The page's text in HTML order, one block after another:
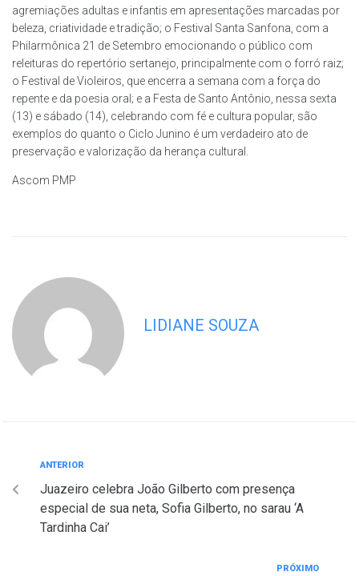
agremiações adultas e infantis em apresentações marcadas por
beleza, criatividade e tradição; o Festival Santa Sanfona, com a
Philarmônica 21 de Setembro emocionando o público com
releituras do repertório sertanejo, principalmente com o forró raiz;
o Festival de Violeiros, que encerra a semana com a força do
repente e da poesia oral; e a Festa de Santo Antônio, nessa sexta
(13) e sábado (14), celebrando com fé e cultura popular, são
exemplos do quanto o Ciclo Junino é um verdadeiro ato de
preservação e valorização da herança cultural.
Ascom PMP
LIDIANE SOUZA
ANTERIOR
Juazeiro celebra João Gilberto com presença
especial de sua neta, Sofia Gilberto, no sarau ‘A
Tardinha Cai’
PRÓXIMO